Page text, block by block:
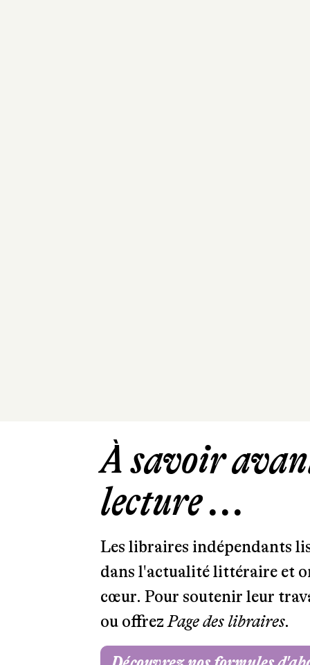
À savoir
lecture ...
Les libraires indépendants
dans l'actualité littéraire et
cœur. Pour soutenir leur
ou offrezPage des libraires.